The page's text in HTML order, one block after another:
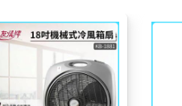
想認真聽實驗性Techno的專業
；Tresor 在柏林有特殊地位，
支撐起柏林Club產業與電子音
店都還要新，不受觀光客侵
力的；Salon zur Wilden